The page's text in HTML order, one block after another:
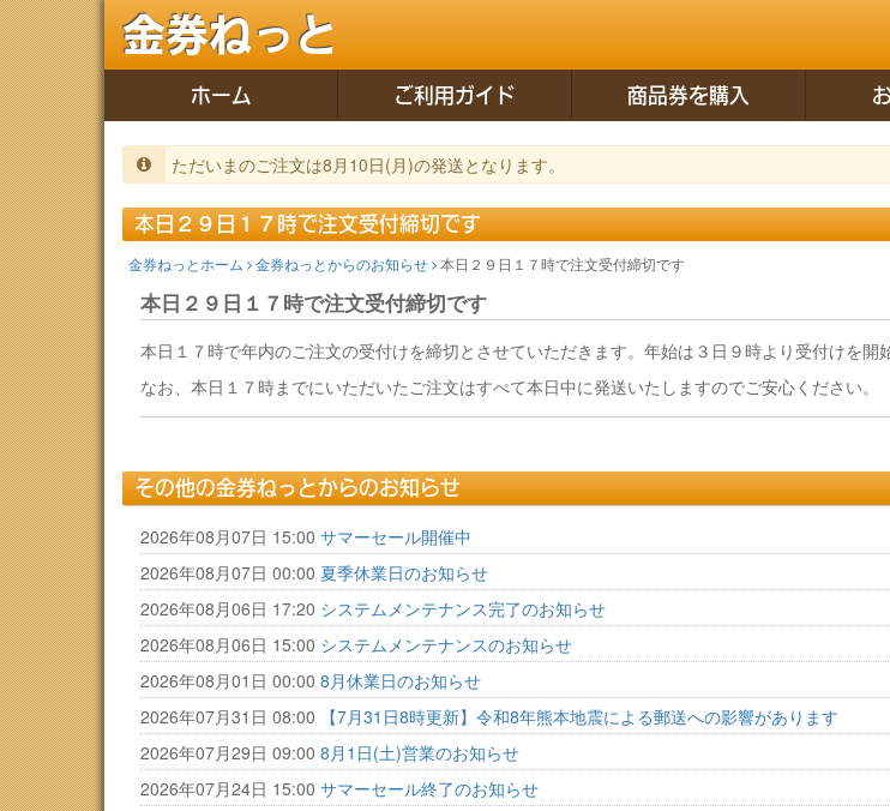
金券ねっと
ホーム ご利用ガイド 商品券を購入
ただいまのご注文は8月10日(月)の発送となります。
本日２９日１７時で注文受付締切です
金券ねっとホーム
金券ねっとからのお知らせ 本日２９日１７時で注文受付締切です
本日２９日１７時で注文受付締切です
本日１７時で年内のご注文の受付けを締切とさせていただきます。年始は３日９時より受付けを開
なお、本日１７時までにいただいたご注文はすべて本日中に発送いたしますのでご安心ください。
その他の金券ねっとからのお知らせ
2026年08月07日 15:00 サマーセール開催中
2026年08月07日 00:00 夏季休業日のお知らせ
2026年08月06日 17:20 システムメンテナンス完了のお知らせ
2026年08月06日 15:00 システムメンテナンスのお知らせ
2026年08月01日 00:00 8月休業日のお知らせ
2026年07月31日 08:00
【7月31日8時更新】令和8年熊本地震による郵送への影響があります
2026年07月29日 09:00 8月1日(土)営業のお知らせ
2026年07月24日 15:00 サマーセール終了のお知らせ